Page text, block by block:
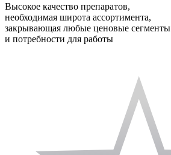
Высокое качество препаратов,
необходимая широта ассортимента,
закрывающая любые ценовые сегменты
и потребности для работы